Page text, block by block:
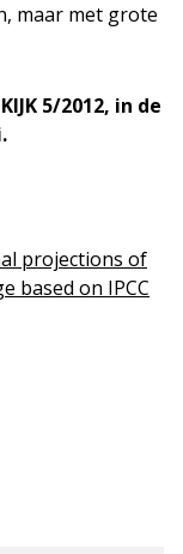
maar met grote
5/2012, in de
projections of
based on IPCC